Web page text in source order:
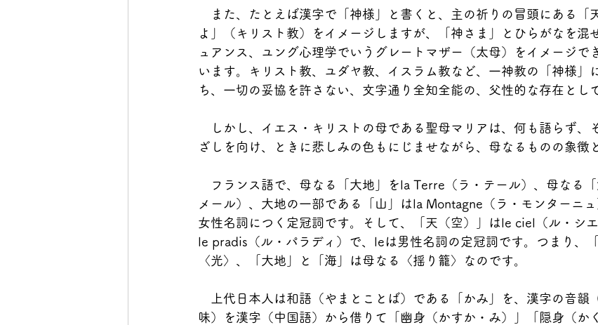
また、たとえば漢字で「神様」と書くと、主の祈りの冒頭にある「
よ」（キリスト教）をイメージしますが、「神さま」とひらがなを混
ュアンス、ユング心理学でいうグレートマザー（太母）をイメージで
います。キリスト教、ユダヤ教、イスラム教など、一神教の「神様」
ち、一切の妥協を許さない、文字通り全知全能の、父性的な存在とし
しかし、イエス・キリストの母である聖母マリアは、何も語らず、
ざしを向け、ときに悲しみの色もにじませながら、母なるものの象徴
フランス語で、母なる「大地」をla Terre（ラ・テール）、母なる「
メール）、大地の一部である「山」はla Montagne（ラ・モンターニ
女性名詞につく定冠詞です。そして、「天（空）」はle ciel（ル・シ
le pradis（ル・パラディ）で、leは男性名詞の定冠詞です。つまり、
〈光〉、「大地」と「海」は母なる〈揺り籠〉なのです。
上代日本人は和語（やまとことば）である「かみ」を、漢字の音韻
味）を漢字（中国語）から借りて「幽身（かすか・み）」「隠身（か